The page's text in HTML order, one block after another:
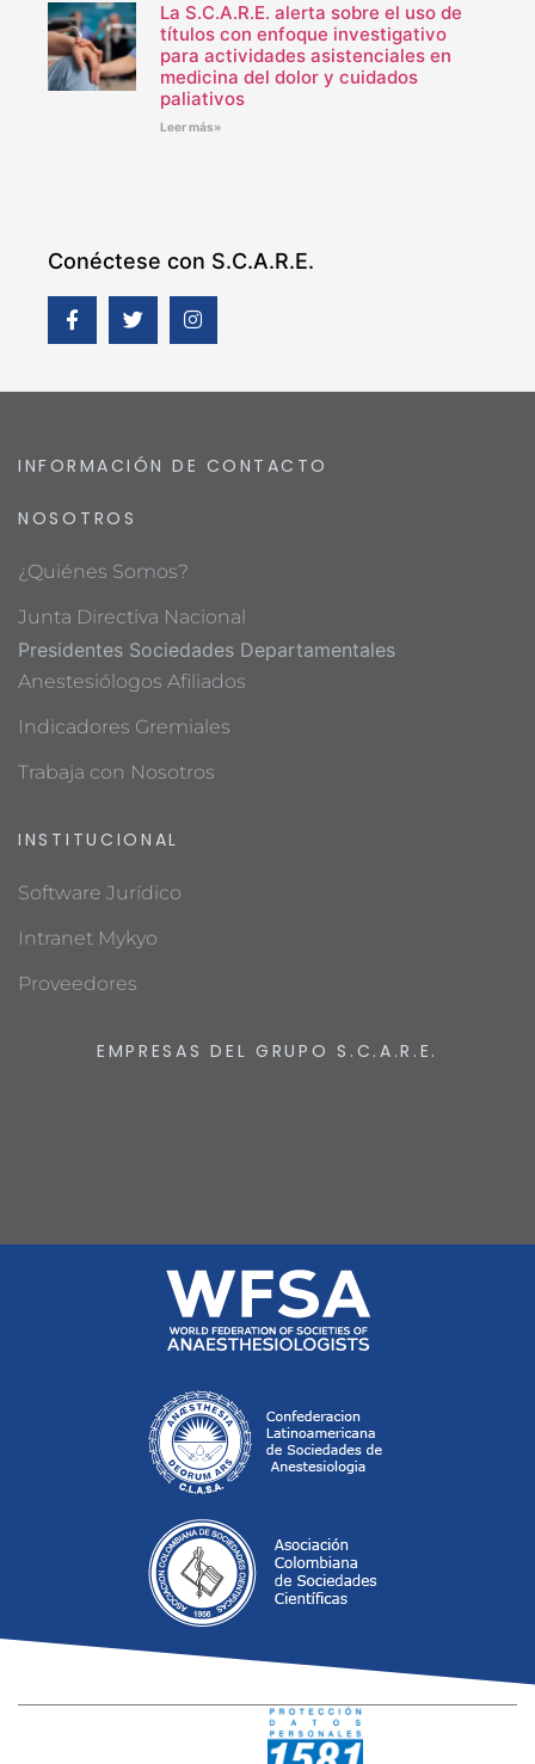
La S.C.A.R.E. alerta sobre el uso de
títulos con enfoque investigativo
para actividades asistenciales en
medicina del dolor y cuidados
paliativos
Leer más»
Conéctese con S.C.A.R.E.
INFORMACIÓN DE CONTACTO
NOSOTROS
¿Quiénes Somos?
Junta Directiva Nacional
Presidentes Sociedades Departamentales
Anestesiólogos Afiliados
Indicadores Gremiales
Trabaja con Nosotros
INSTITUCIONAL
Software Jurídico
Intranet Mykyo
Proveedores
EMPRESAS DEL GRUPO S.C.A.R.E.